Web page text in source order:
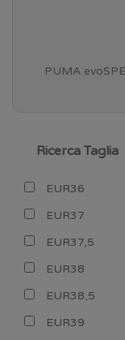
PUMA
Stream-
Ricerca Taglia
EUR36
EUR37
EUR37,5
EUR38
EUR38,5
EUR39